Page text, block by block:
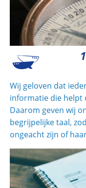
Wij geloven dat
informatie die helpt
Daarom geven wij
begrijpelijke taal,
ongeacht zijn of